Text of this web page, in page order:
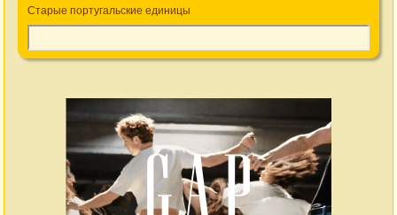
Старые португальские единицы